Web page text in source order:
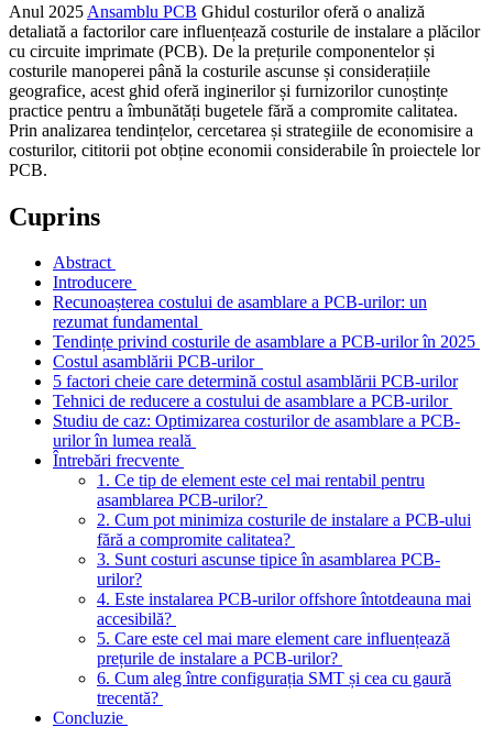
Anul 2025 Ansamblu PCB Ghidul costurilor oferă o analiză
detaliată a factorilor care influențează costurile de instalare a plăcilor
cu circuite imprimate (PCB). De la prețurile componentelor și
costurile manoperei până la costurile ascunse și considerațiile
geografice, acest ghid oferă inginerilor și furnizorilor cunoștințe
practice pentru a îmbunătăți bugetele fără a compromite calitatea.
Prin analizarea tendințelor, cercetarea și strategiile de economisire a
costurilor, cititorii pot obține economii considerabile în proiectele lor
PCB.
Cuprins
Abstract
Introducere
Recunoașterea costului de asamblare a PCB-urilor: un
rezumat fundamental
Tendințe privind costurile de asamblare a PCB-urilor în 2025
Costul asamblării PCB-urilor
5 factori cheie care determină costul asamblării PCB-urilor
Tehnici de reducere a costului de asamblare a PCB-urilor
Studiu de caz: Optimizarea costurilor de asamblare a PCB-
urilor în lumea reală
Întrebări frecvente
1. Ce tip de element este cel mai rentabil pentru
asamblarea PCB-urilor?
2. Cum pot minimiza costurile de instalare a PCB-ului
fără a compromite calitatea?
3. Sunt costuri ascunse tipice în asamblarea PCB-
urilor?
4. Este instalarea PCB-urilor offshore întotdeauna mai
accesibilă?
5. Care este cel mai mare element care influențează
prețurile de instalare a PCB-urilor?
6. Cum aleg între configurația SMT și cea cu gaură
trecentă?
Concluzie